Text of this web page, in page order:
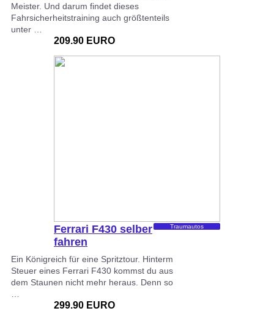
Meister. Und darum findet dieses
Fahrsicherheitstraining auch größtenteils
unter …
209.90 EURO
Ferrari F430 selber
fahren
Traumautos
Ein Königreich für eine Spritztour. Hinterm
Steuer eines Ferrari F430 kommst du aus
dem Staunen nicht mehr heraus. Denn so
299.90 EURO